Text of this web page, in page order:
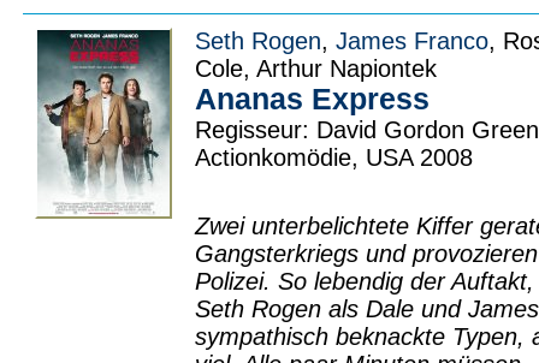
Seth Rogen, James Franco,
Cole, Arthur Napiontek
Ananas Express
Regisseur: David Gordon Green
Actionkomödie, USA 2008
Zwei unterbelichtete Kiffer
Gangsterkriegs und
Polizei. So lebendig der
Seth Rogen als Dale und
sympathisch beknackte Typen,